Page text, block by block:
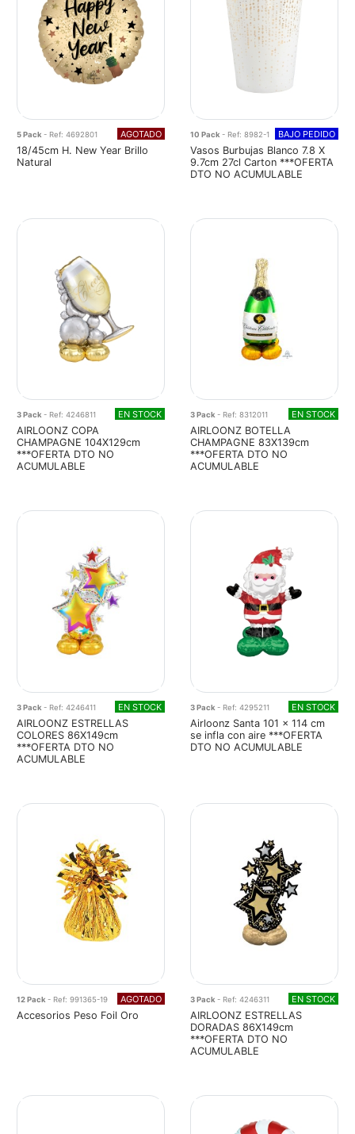
5 Pack - Ref: 4692801 AGOTADO
18/45cm H. New Year Brillo
Natural
10 Pack - Ref: 8982-1 BAJO PEDIDO
Vasos Burbujas Blanco 7.8 X
9.7cm 27cl Carton ***OFERTA
DTO NO ACUMULABLE
3 Pack - Ref: 4246811 EN STOCK
AIRLOONZ COPA
CHAMPAGNE 104X129cm
***OFERTA DTO NO
ACUMULABLE
3 Pack - Ref: 8312011 EN STOCK
AIRLOONZ BOTELLA
CHAMPAGNE 83X139cm
***OFERTA DTO NO
ACUMULABLE
3 Pack - Ref: 4246411 EN STOCK
AIRLOONZ ESTRELLAS
COLORES 86X149cm
***OFERTA DTO NO
ACUMULABLE
3 Pack - Ref: 4295211 EN STOCK
Airloonz Santa 101 x 114 cm
se infla con aire ***OFERTA
DTO NO ACUMULABLE
12 Pack - Ref: 991365-19 AGOTADO
Accesorios Peso Foil Oro
3 Pack - Ref: 4246311 EN STOCK
AIRLOONZ ESTRELLAS
DORADAS 86X149cm
***OFERTA DTO NO
ACUMULABLE